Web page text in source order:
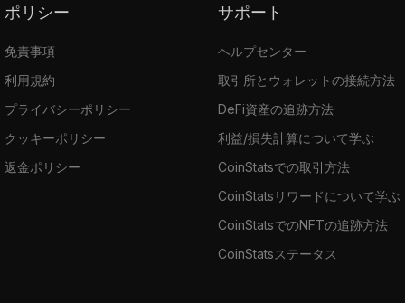
ポリシー
免責事項
利用規約
プライバシーポリシー
クッキーポリシー
返金ポリシー
サポート
ヘルプセンター
取引所とウォレットの接続方法
DeFi資産の追跡方法
利益/損失計算について学ぶ
CoinStatsでの取引方法
CoinStatsリワードについて学ぶ
CoinStatsでのNFTの追跡方法
CoinStatsステータス